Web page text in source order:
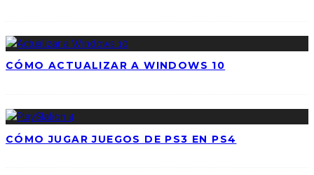
CÓMO ACTUALIZAR A WINDOWS 10
CÓMO JUGAR JUEGOS DE PS3 EN PS4